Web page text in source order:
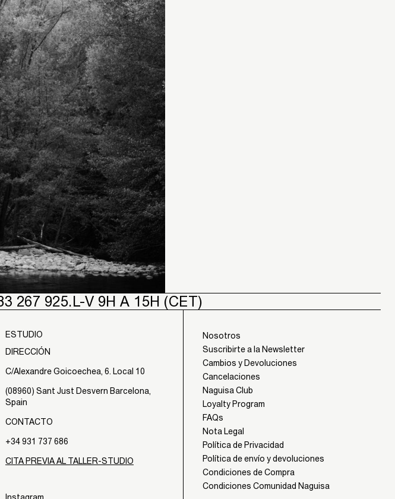
267 925.L-V 9H A 15H (CET)
ESTUDIO
DIRECCIÓN
C/Alexandre Goicoechea, 6. Local 10
(08960) Sant Just Desvern Barcelona,
Spain
CONTACTO
+34 931 737 686
CITA PREVIA AL TALLER-STUDIO
Instagram
Nosotros
Suscribirte a la Newsletter
Cambios y Devoluciones
Cancelaciones
Naguisa Club
Loyalty Program
FAQs
Nota Legal
Política de Privacidad
Política de envío y devoluciones
Condiciones de Compra
Condiciones Comunidad Naguisa